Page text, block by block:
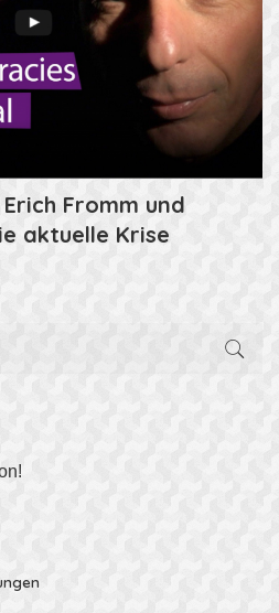
Fromm und
aktuelle Krise